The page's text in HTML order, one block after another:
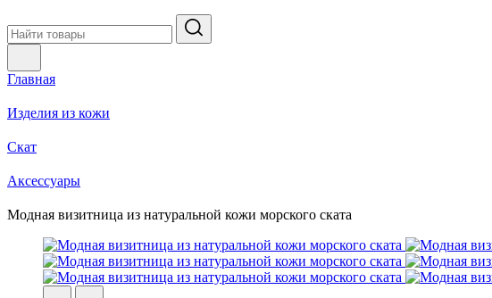
Главная
Изделия из кожи
Скат
Аксессуары
Модная визитница из натуральной кожи морского ската